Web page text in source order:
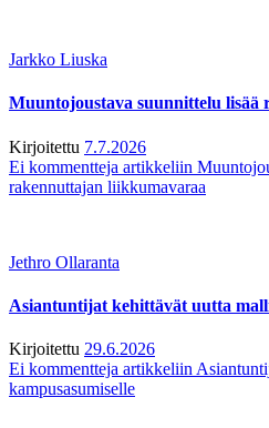
Jarkko Liuska
Muuntojoustava suunnittelu
Kirjoitettu 7.7.2026
Ei kommentteja artikkeliin
rakennuttajan liikkumavaraa
Jethro Ollaranta
Asiantuntijat kehittävät uutta
Kirjoitettu 29.6.2026
Ei kommentteja artikkeliin
kampusasumiselle